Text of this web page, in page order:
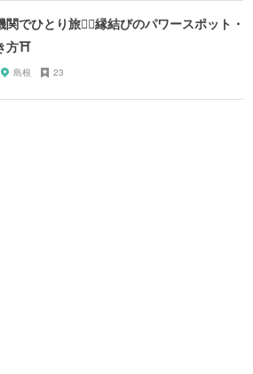
関でひとり旅🚶‍♀️縁結びのパワースポット・
方⛩
島根 23